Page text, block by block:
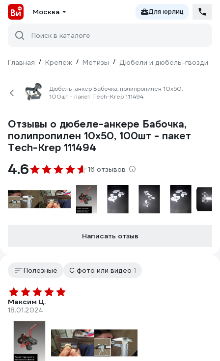
Москва Для юрлиц
Поиск в каталоге
Главная / Крепёж / Метизы / Дюбели и дюбель-гвозди
Дюбель-анкер Бабочка, полипропилен 10х50,
100шт - пакет Tech-Krep 111494
Отзывы о дюбеле-анкере Бабочка,
полипропилен 10х50, 100шт - пакет
Tech-Krep 111494
4.6 16 отзывов
Написать отзыв
Полезные С фото или видео 1
Максим Ц.
18.01.2024